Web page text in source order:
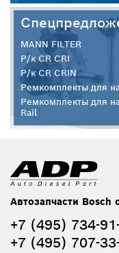
MANN FILTER
Р/к CR CRI
Р/к CR CRIN
Ремкомплекты для
Ремкомплекты для
Rail
Автозапчасти
+7 (495) 734-
+7 (495) 707-